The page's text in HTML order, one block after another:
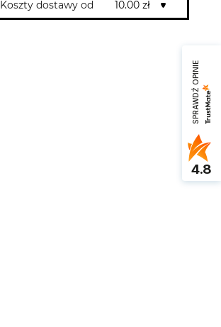
Koszty dostawy od 10.00 zł
SPRAWDŹ OPINIE
4.8